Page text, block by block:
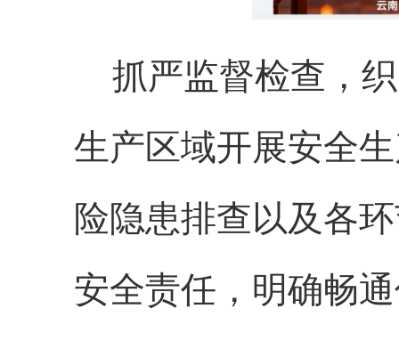
抓严监督检查，
生产区域开展安全
险隐患排查以及各
安全责任，明确畅